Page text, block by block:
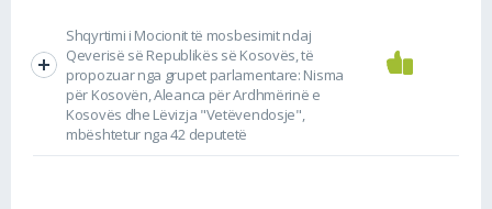
Shqyrtimi i Mocionit të mosbesimit ndaj
Qeverisë së Republikës së Kosovës, të
propozuar nga grupet parlamentare: Nisma
për Kosovën, Aleanca për Ardhmërinë e
Kosovës dhe Lëvizja "Vetëvendosje",
mbështetur nga 42 deputetë